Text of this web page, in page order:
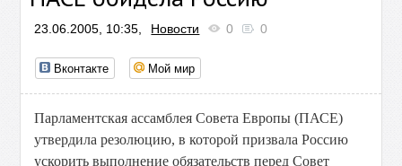
23.06.2005, 10:35, Новости 0 0
Вконтакте Мой мир
Парламентская ассамблея Совета Европы (ПАСЕ)
утвердила резолюцию, в которой призвала Россию
ускорить выполнение обязательств перед Совет